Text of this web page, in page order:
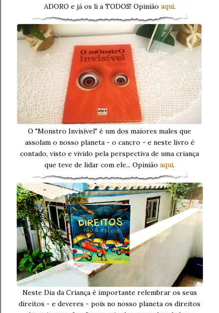
ADORO e já os li a TODOS! Opinião aqui.
O "Monstro Invisível" é um dos maiores males que
assolam o nosso planeta - o cancro - e neste livro é
contado, visto e vivido pela perspectiva de uma criança
que teve de lidar com ele... Opinião aqui.
Neste Dia da Criança é importante relembrar os seus
direitos - e deveres - pois no nosso planeta os direitos